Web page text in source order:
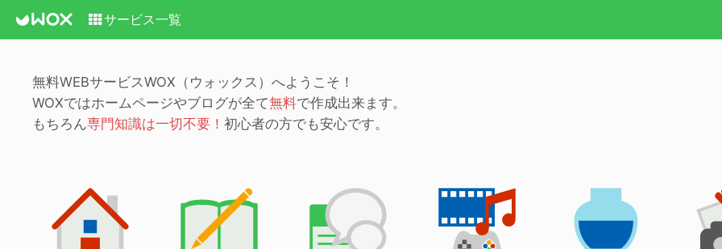
サービス一覧
無料WEBサービスWOX（ウォックス）へようこそ！
WOXではホームページやブログが全て無料で作成出来ます。
もちろん専門知識は一切不要！ 初心者の方でも安心です。